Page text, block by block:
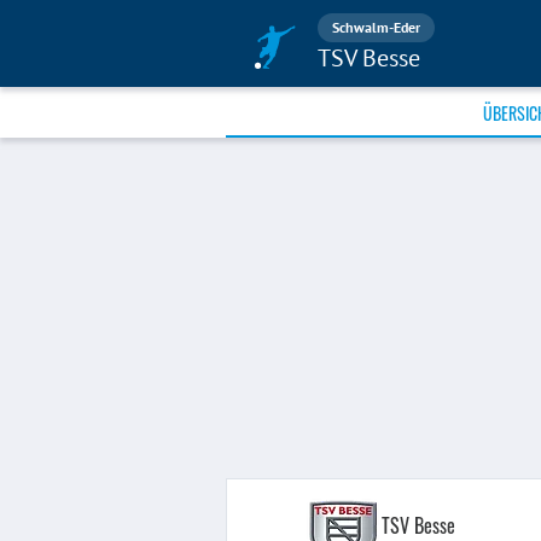
Schwalm-Eder
TSV Besse
TSV Besse